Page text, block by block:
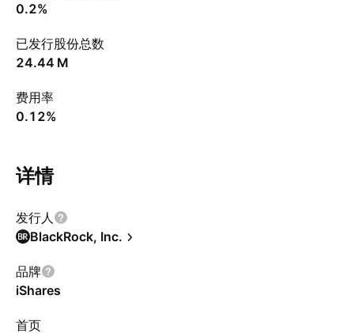
0.2%
已发行股份总数
‪24.44 M‬
费用率
0.12%
详情
发行人
BlackRock, Inc.
品牌
iShares
首页